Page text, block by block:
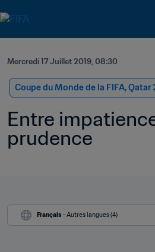
Mercredi 17 Juillet 2019, 08:30
Coupe du Monde de la FIFA, Qatar
Entre
prudence
Français - Autres langues (4)